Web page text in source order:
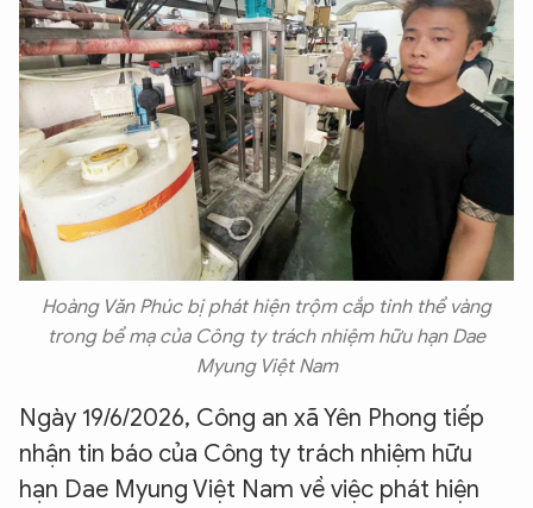
Hoàng Văn Phúc bị phát hiện trộm cắp tinh thể vàng
trong bể mạ của Công ty trách nhiệm hữu hạn Dae
Myung Việt Nam
Ngày 19/6/2026, Công an xã Yên Phong tiếp
nhận tin báo của Công ty trách nhiệm hữu
hạn Dae Myung Việt Nam về việc phát hiện